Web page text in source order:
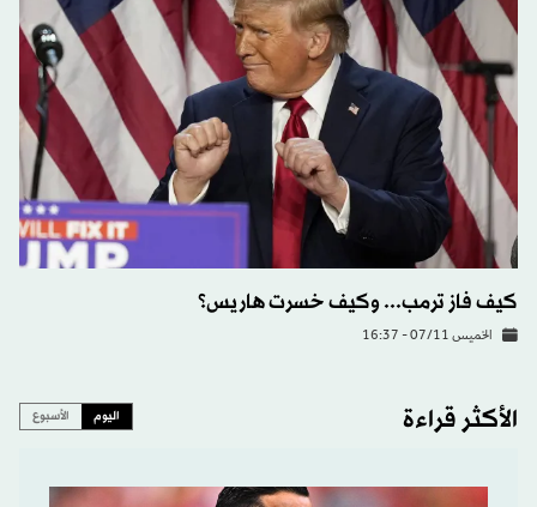
كيف فاز ترمب... وكيف خسرت هاريس؟
الخميس 07/11 - 16:37
الأكثر قراءة اليوم الأسبوع